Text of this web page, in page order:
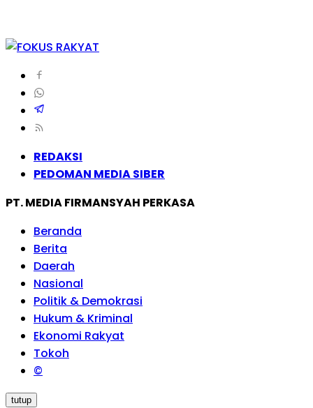
REDAKSI
PEDOMAN MEDIA SIBER
PT. MEDIA FIRMANSYAH PERKASA
Beranda
Berita
Daerah
Nasional
Politik & Demokrasi
Hukum & Kriminal
Ekonomi Rakyat
Tokoh
©
tutup